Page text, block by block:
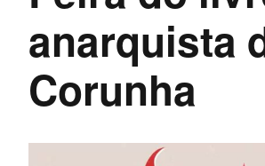
anarquista
Corunha